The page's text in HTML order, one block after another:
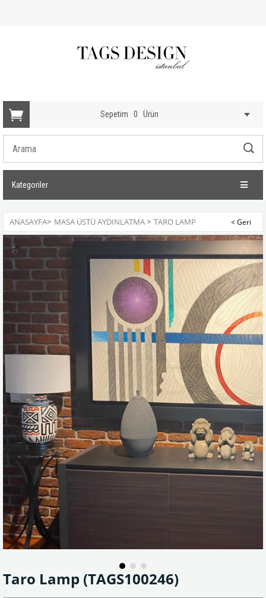
Sepetim 0 Ürün
Kategoriler
ANASAYFA> MASA ÜSTÜ AYDINLATMA> TARO LAMP
Taro Lamp (TAGS100246)